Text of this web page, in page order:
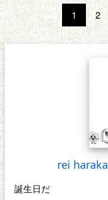
1 2
rei
誕生日だ